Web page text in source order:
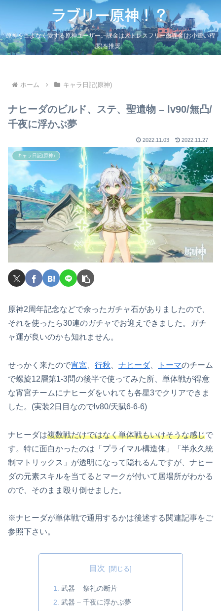
原神をこよなく愛する原神ユーザー。課金はストレスフリー微課金(お小遣い程
度)を推奨。
ホーム キャラ日記(原神)
ナヒーダのビルド、ステ、聖遺物 – lv90/無凸/
千夜に浮かぶ夢
2022.11.03 2022.11.27
キャラ日記(原神)
原神2周年記念などで余ったガチャ石がありましたので、
それを使ったら30連のガチャでお迎えできました。ガチ
ャ運が良いのかも知れません。
せっかく来たので宵宮 行秋 ナヒーダ、 トーマのチーム
で螺旋12層第1-3問の後半で使ってみた所、単体戦が得意
な宵宮チームにナヒーダをいれても各星3でクリアできま
した。(実装2日目なのでlv80/天賦6-6-6)
ナヒーダは複数戦だけではなく単体戦もいけそうな感じで
す。特に面白かったのは「プライマル構造体」「半永久統
制マトリックス」が透明になって隠れるんですが、ナヒー
ダの元素スキルを当てるとマークが付いて居場所がわかる
ので、そのまま殴り倒せました。
※ナヒーダが単体戦で通用するかは後述する関連記事をご
参照下さい。
目次
武器 – 祭礼の断片
武器 – 千夜に浮かぶ夢